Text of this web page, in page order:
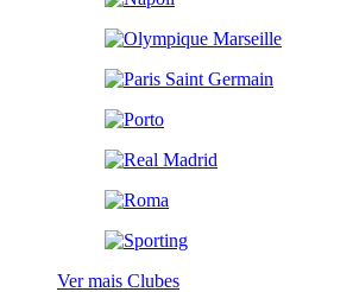
Ver mais Clubes